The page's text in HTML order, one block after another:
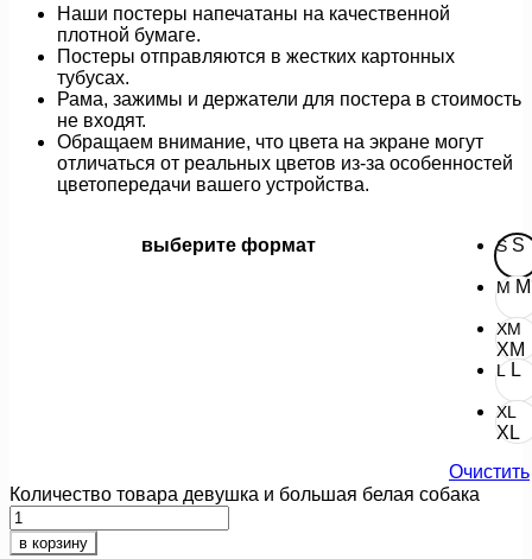
Наши постеры напечатаны на качественной
плотной бумаге.
Постеры отправляются в жестких картонных
тубусах.
Рама, зажимы и держатели для постера в стоимость
не входят.
Обращаем внимание, что цвета на экране могут
отличаться от реальных цветов из-за особенностей
цветопередачи вашего устройства.
выберите формат S S
M M
XM
XM
L L
XL
XL
Очистить
Количество товара девушка и большая белая собака
в корзину